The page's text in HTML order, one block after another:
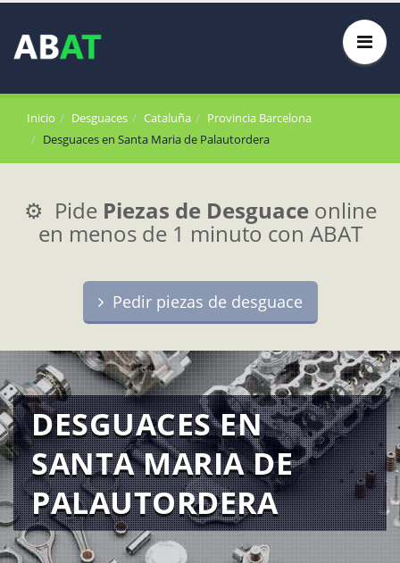
Inicio Desguaces Cataluña
Provincia Barcelona
Desguaces en Santa Maria de Palautordera
⚙️ Pide Piezas de Desguace online
en menos de 1 minuto con ABAT
Pedir piezas de desguace
DESGUACES EN
SANTA MARIA DE
PALAUTORDERA